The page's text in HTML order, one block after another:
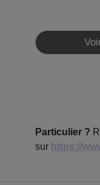
Particulier ?
sur https://